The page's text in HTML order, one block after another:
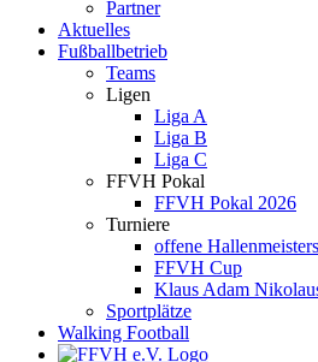
Partner
Aktuelles
Fußballbetrieb
Teams
Ligen
Liga A
Liga B
Liga C
FFVH Pokal
FFVH Pokal 2026
Turniere
offene
FFVH Cup
Klaus Adam
Sportplätze
Walking Football